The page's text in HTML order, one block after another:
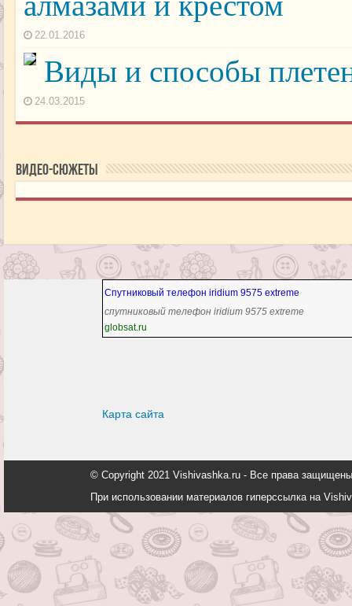
22.01.2016
Виды и способы
24.03.2015
Видео-сюжеты
Спутниковый телефон iridium 9575 extreme
спутниковый телефон iridium 9575 extreme
globsat.ru
Карта сайта
© Copyright 2021 Vishivashka.ru - Все права
При использовании материалов гиперссылка на